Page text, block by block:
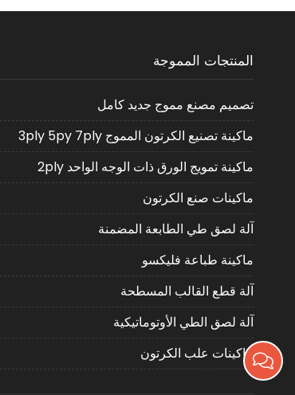
المنتجات المموجة
تصميم مصنع مموج جديد كامل
ماكينة تصنيع الكرتون المموج 3ply 5py 7ply
ماكينة تمويج الورق ذات الوجه الواحد 2ply
ماكينات صنع الكرتون
آلة لصق طي الطابعة المضمنة
ماكينة طباعة فليكسو
آلة قطع القالب المسطحة
آلة لصق الطي الأوتوماتيكية
ماكينات علب الكرتون